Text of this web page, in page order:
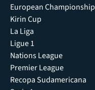
European Championship
Kirin Cup
La Liga
Ligue 1
Nations League
Premier League
Recopa Sudamericana